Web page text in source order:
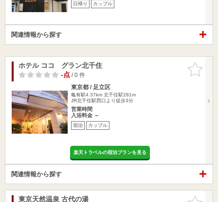
日帰り カップル
関連情報から探す
お気に入
りに追加
ホテル ココ グラン北千住
-点/ 0 件
東京都 / 足立区
亀有駅4.37km 北千住駅281m
JR北千住駅西口より徒歩3分
営業時間
入浴料金 ～
宿泊 カップル
楽天トラベルの宿泊プランを見る
関連情報から探す
お気に入
東京天然温泉 古代の湯